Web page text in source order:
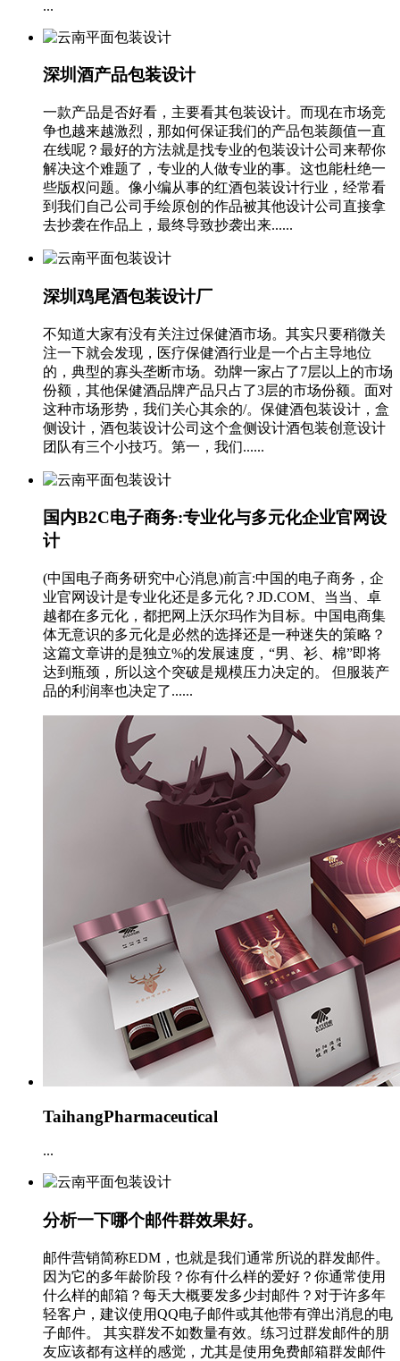
...
深圳酒产品包装设计
一款产品是否好看，主要看其包装设计。而现在市场竞
争也越来越激烈，那如何保证我们的产品包装颜值一直
在线呢？最好的方法就是找专业的包装设计公司来帮你
解决这个难题了，专业的人做专业的事。这也能杜绝一
些版权问题。像小编从事的红酒包装设计行业，经常看
到我们自己公司手绘原创的作品被其他设计公司直接拿
去抄袭在作品上，最终导致抄袭出来......
深圳鸡尾酒包装设计厂
不知道大家有没有关注过保健酒市场。其实只要稍微关
注一下就会发现，医疗保健酒行业是一个占主导地位
的，典型的寡头垄断市场。劲牌一家占了7层以上的市场
份额，其他保健酒品牌产品只占了3层的市场份额。面对
这种市场形势，我们关心其余的/。保健酒包装设计，盒
侧设计，酒包装设计公司这个盒侧设计酒包装创意设计
团队有三个小技巧。第一，我们......
国内B2C电子商务:专业化与多元化企业官网设
计
(中国电子商务研究中心消息)前言:中国的电子商务，企
业官网设计是专业化还是多元化？JD.COM、当当、卓
越都在多元化，都把网上沃尔玛作为目标。中国电商集
体无意识的多元化是必然的选择还是一种迷失的策略？
这篇文章讲的是独立%的发展速度，“男、衫、棉”即将
达到瓶颈，所以这个突破是规模压力决定的。 但服装产
品的利润率也决定了......
TaihangPharmaceutical
...
分析一下哪个邮件群效果好。
邮件营销简称EDM，也就是我们通常所说的群发邮件。
因为它的多年龄阶段？你有什么样的爱好？你通常使用
什么样的邮箱？每天大概要发多少封邮件？对于许多年
轻客户，建议使用QQ电子邮件或其他带有弹出消息的电
子邮件。 其实群发不如数量有效。练习过群发邮件的朋
友应该都有这样的感觉，尤其是使用免费邮箱群发邮件